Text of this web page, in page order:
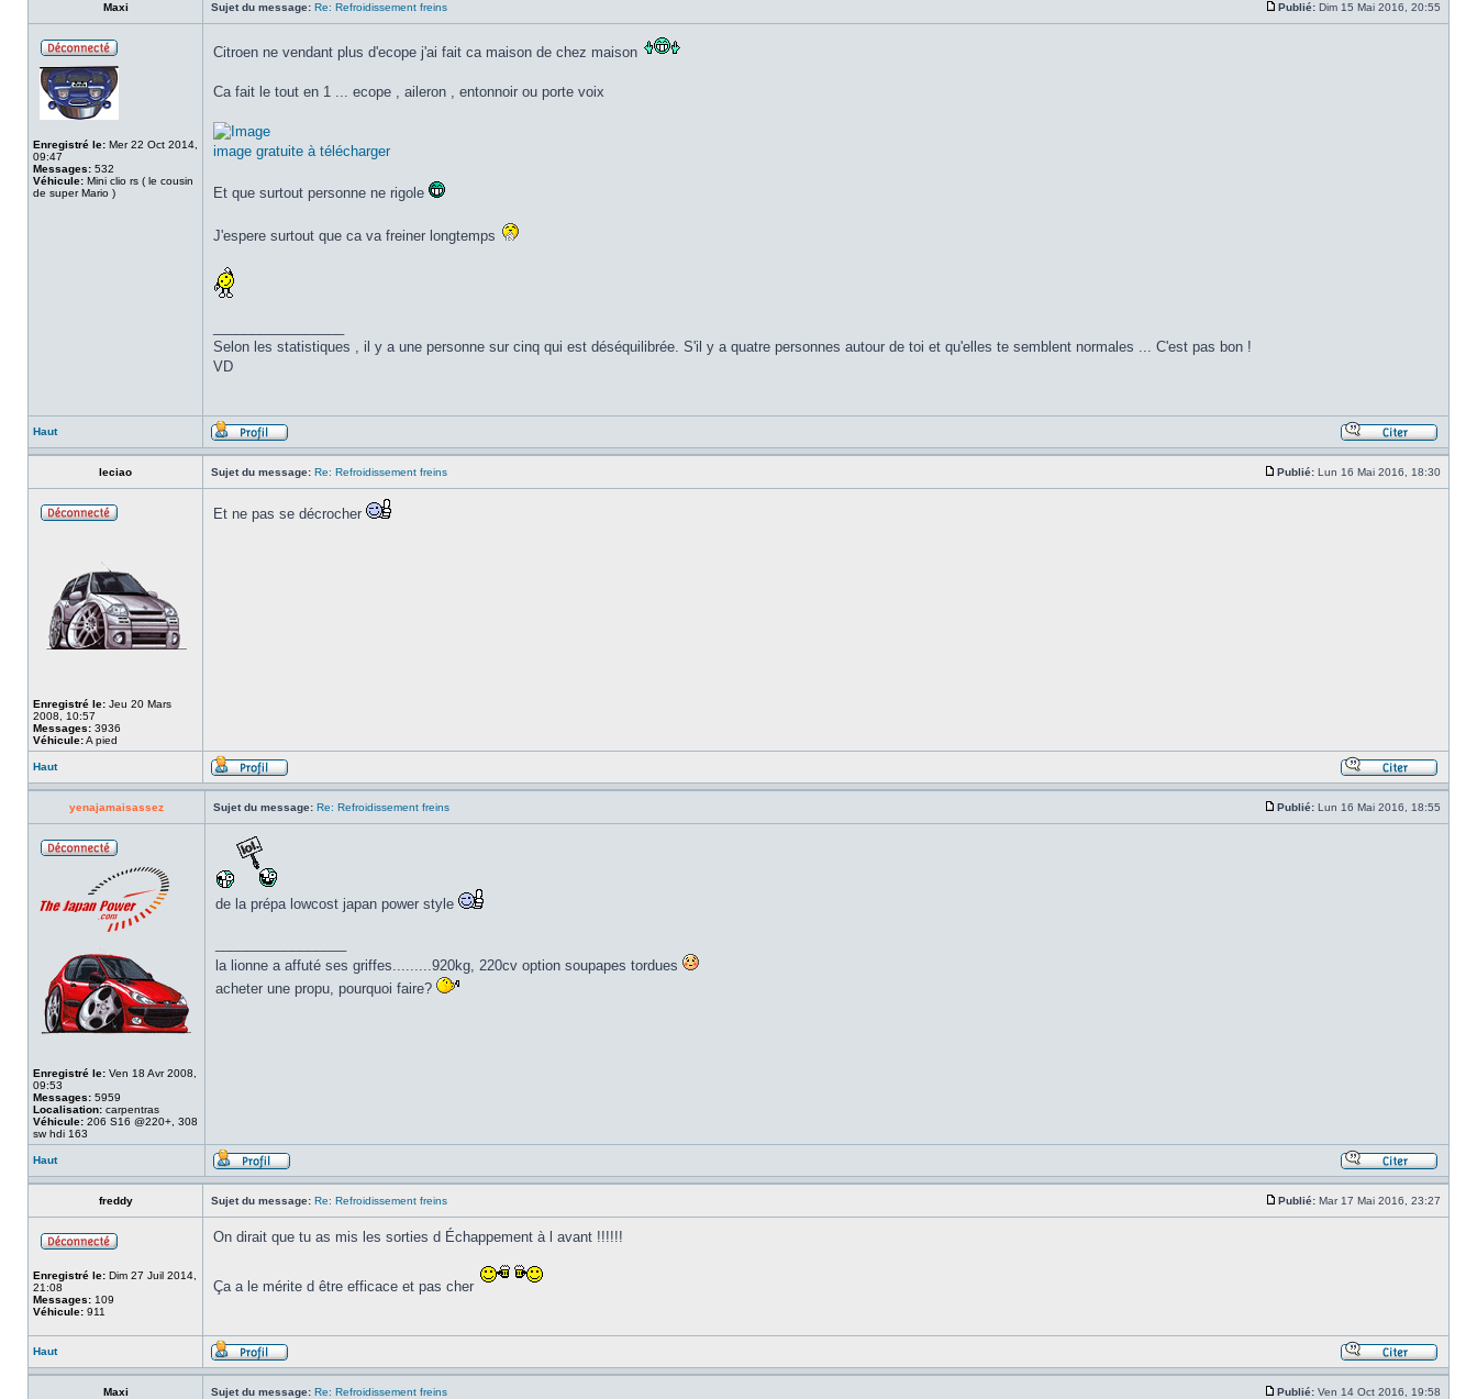
Maxi Sujet du message: Re: Refroidissement freins Publié: Dim 15 Mai 2016, 20:55
Enregistré le: Mer 22 Oct 2014,
09:47
Messages: 532
Véhicule: Mini clio rs ( le cousin
de super Mario )
Citroen ne vendant plus d'ecope j'ai fait ca maison de chez maison
Ca fait le tout en 1 ... ecope , aileron , entonnoir ou porte voix
image gratuite à télécharger
Et que surtout personne ne rigole
J'espere surtout que ca va freiner longtemps
Selon les statistiques , il y a une personne sur cinq qui est déséquilibrée. S'il y a quatre personnes autour de toi et qu'elles te semblent normales ... C'est pas bon !
VD
Haut
leciao Sujet du message: Re: Refroidissement freins Publié: Lun 16 Mai 2016, 18:30
Enregistré le: Jeu 20 Mars
2008, 10:57
Messages: 3936
Véhicule:A pied
Et ne pas se décrocher
Haut
yenajamaisassez Sujet du message: Re: Refroidissement freins Publié: Lun 16 Mai 2016, 18:55
Enregistré le: Ven 18 Avr 2008,
09:53
Messages: 5959
Localisation: carpentras
Véhicule: 206 S16 @220+, 308
sw hdi 163
de la prépa lowcost japan power style
la lionne a affuté ses griffes.........920kg, 220cv option soupapes tordues
acheter une propu, pourquoi faire?
Haut
freddy Sujet du message: Re: Refroidissement freins Publié: Mar 17 Mai 2016, 23:27
Enregistré le: Dim 27 Juil 2014,
21:08
Messages: 109
Véhicule: 911
On dirait que tu as mis les sorties d Échappement à l avant !!!!!!
Ça a le mérite d être efficace et pas cher
Haut
Maxi Sujet du message: Re: Refroidissement freins Publié: Ven 14 Oct 2016, 19:58